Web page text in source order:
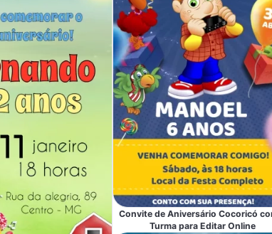
Convite de Aniversário Cocoricó
Turma para Editar Online